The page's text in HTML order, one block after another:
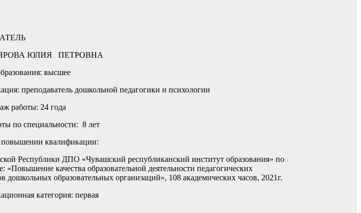
ЮЛИЯ ПЕТРОВНА
высшее
преподаватель дошкольной педагогики и психологии
работы: 24 года
по специальности: 8 лет
квалификации:
Республики ДПО «Чувашский республиканский институт образования» по
«Повышение качества образовательной деятельности педагогических
дошкольных образовательных организаций», 108 академических часов, 2021г.
категория: первая